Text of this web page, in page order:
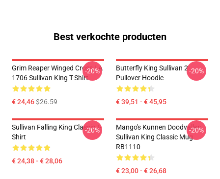
Best verkochte producten
Grim Reaper Winged Cross LA
1706 Sullivan King T-Shirt
€ 24,46$26.59
-20%
Butterfly King Sullivan 2
Pullover Hoodie
€ 39,51 - € 45,95
-20%
Sullivan Falling King Classic T-
Shirt
€ 24,38 - € 28,06
-20%
Mango's Kunnen Doodvallen.
Sullivan King Classic Mug
RB1110
€ 23,00 - € 26,68
-20%